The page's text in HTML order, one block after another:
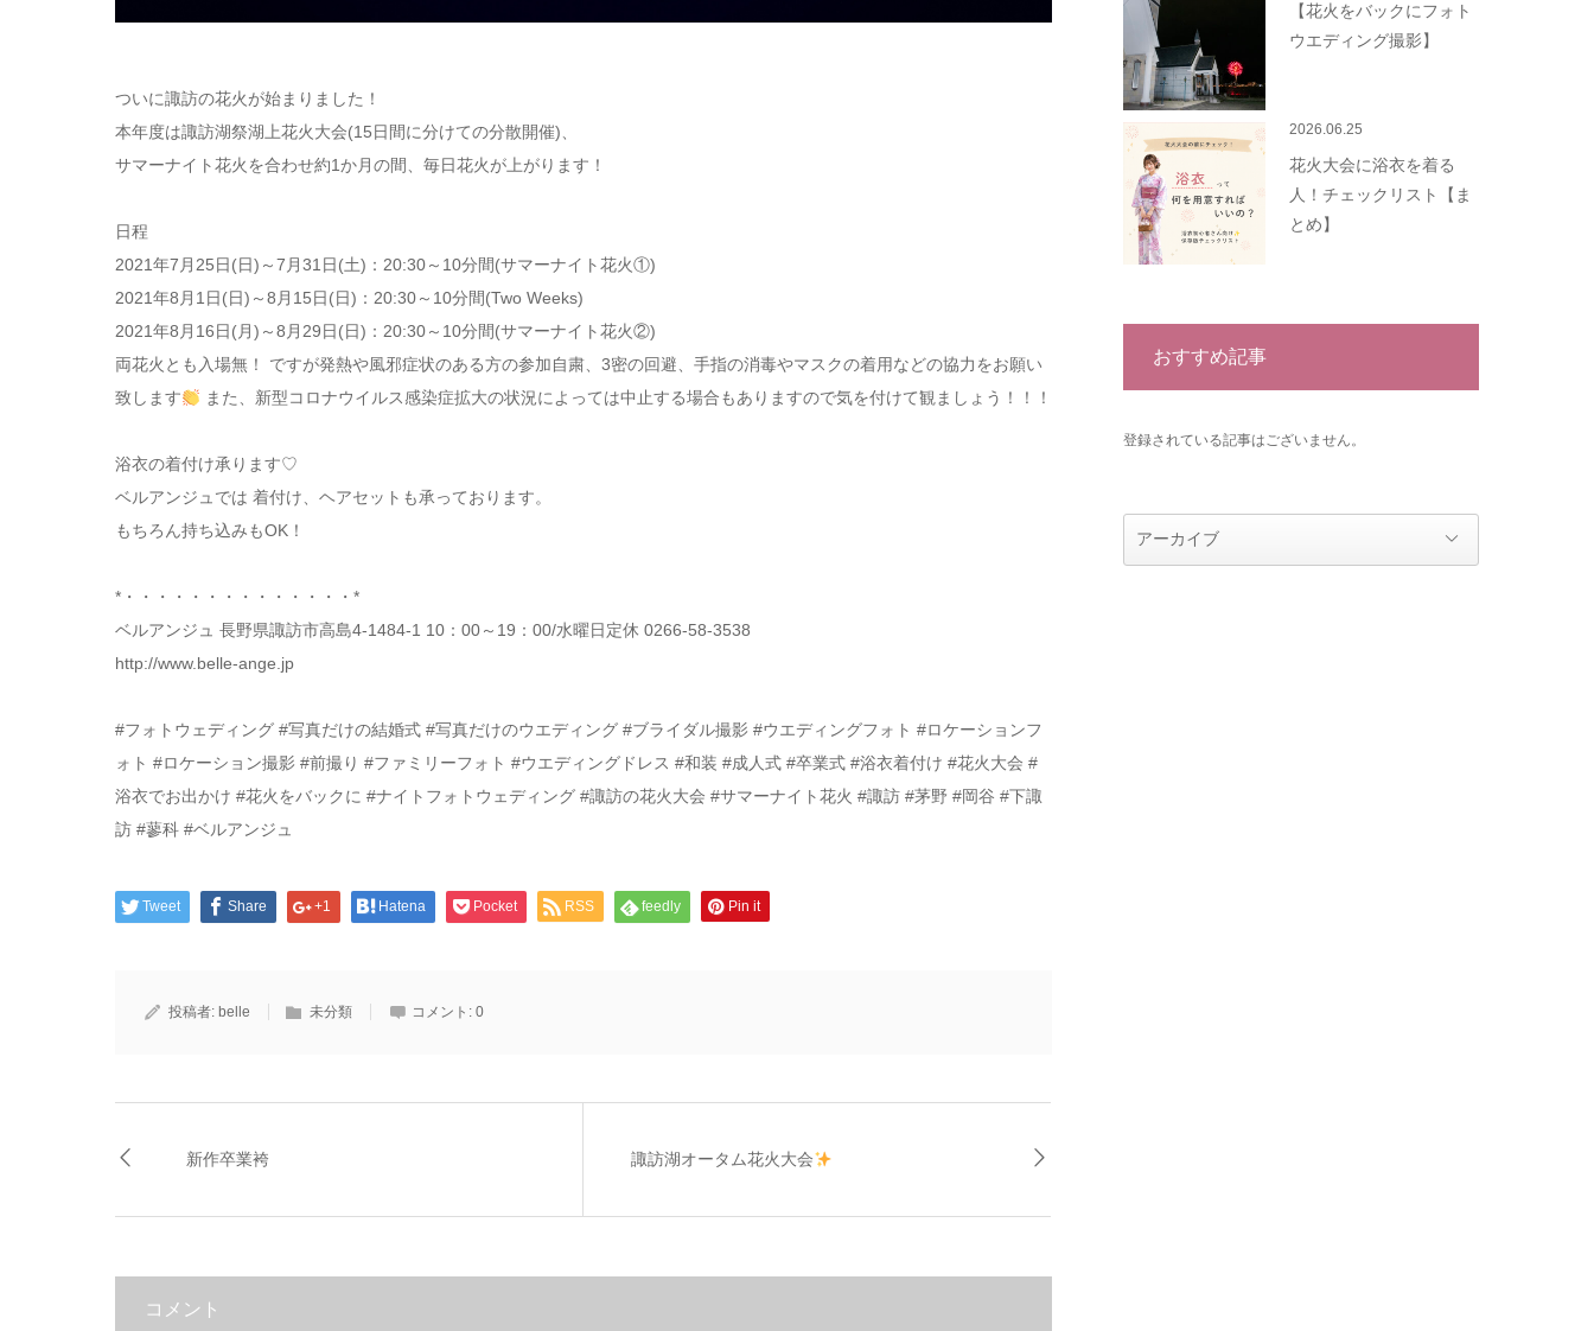
ついに諏訪の花火が始まりました！
本年度は諏訪湖祭湖上花火大会(15日間に分けての分散開催)、
サマーナイト花火を合わせ約1か月の間、毎日花火が上がります！
日程
2021年7月25日(日)～7月31日(土)：20:30～10分間(サマーナイト花火①)
2021年8月1日(日)～8月15日(日)：20:30～10分間(Two Weeks)
2021年8月16日(月)～8月29日(日)：20:30～10分間(サマーナイト花火②)
両花火とも入場無！ ですが発熱や風邪症状のある方の参加自粛、3密の回避、手指の消毒やマスクの着用などの協力をお願い
致します
また、新型コロナウイルス感染症拡大の状況によっては中止する場合もありますので気を付けて観ましょう！！！
浴衣の着付け承ります♡
ベルアンジュでは 着付け、ヘアセットも承っております。
もちろん持ち込みもOK！
*・・・・・・・・・・・・・・*
ベルアンジュ 長野県諏訪市高島4-1484-1 10：00～19：00/水曜日定休 0266-58-3538
http://www.belle-ange.jp
#フォトウェディング #写真だけの結婚式 #写真だけのウエディング #ブライダル撮影 #ウエディングフォト #ロケーションフ
ォト #ロケーション撮影 #前撮り #ファミリーフォト #ウエディングドレス #和装 #成人式 #卒業式 #浴衣着付け #花火大会 #
浴衣でお出かけ #花火をバックに #ナイトフォトウェディング #諏訪の花火大会 #サマーナイト花火 #諏訪 #茅野 #岡谷 #下諏
訪 #蓼科 #ベルアンジュ
Tweet Share +1 Hatena Pocket RSS feedly Pin it
投稿者: belle 未分類 コメント: 0
新作卒業袴 諏訪湖オータム花火大会
コメント
【花火をバックにフォト
ウエディング撮影】
2026.06.25
花火大会に浴衣を着る
人！チェックリスト【ま
とめ】
おすすめ記事
登録されている記事はございません。